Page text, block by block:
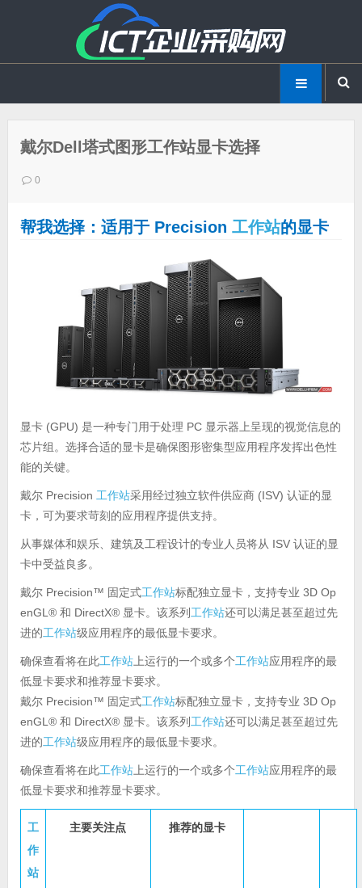
戴尔Dell塔式图形工作站显卡选择
0
帮我选择：适用于 Precision 工作站的显卡
显卡 (GPU) 是一种专门用于处理 PC 显示器上呈现的视觉信息的
芯片组。选择合适的显卡是确保图形密集型应用程序发挥出色性
能的关键。
戴尔 Precision 工作站采用经过独立软件供应商 (ISV) 认证的显
卡，可为要求苛刻的应用程序提供支持。
从事媒体和娱乐、建筑及工程设计的专业人员将从 ISV 认证的显
卡中受益良多。
戴尔 Precision™ 固定式工作站标配独立显卡，支持专业 3D Op
enGL® 和 DirectX® 显卡。该系列工作站还可以满足甚至超过先
进的工作站级应用程序的最低显卡要求。
确保查看将在此工作站上运行的一个或多个工作站应用程序的最
低显卡要求和推荐显卡要求。
戴尔 Precision™ 固定式工作站标配独立显卡，支持专业 3D Op
enGL® 和 DirectX® 显卡。该系列工作站还可以满足甚至超过先
进的工作站级应用程序的最低显卡要求。
确保查看将在此工作站上运行的一个或多个工作站应用程序的最
低显卡要求和推荐显卡要求。
工
作
站
主要关注点 推荐的显卡